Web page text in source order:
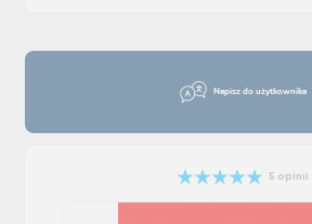
Napisz do użytkownika
5 opinii